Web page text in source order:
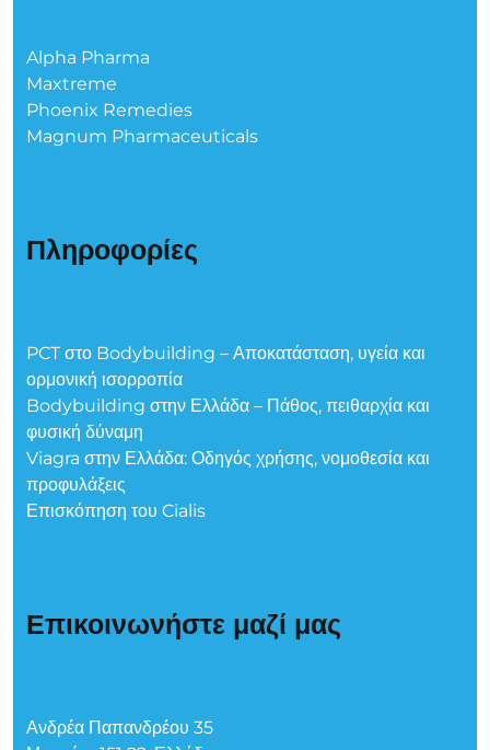
Alpha Pharma
Maxtreme
Phoenix Remedies
Magnum Pharmaceuticals
Πληροφορίες
PCT στο Bodybuilding – Αποκατάσταση, υγεία και
ορμονική ισορροπία
Bodybuilding στην Ελλάδα – Πάθος, πειθαρχία και
φυσική δύναμη
Viagra στην Ελλάδα: Οδηγός χρήσης, νομοθεσία και
προφυλάξεις
Επισκόπηση του Cialis
Επικοινωνήστε μαζί μας
Ανδρέα Παπανδρέου 35